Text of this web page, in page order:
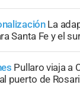
La
Santa Fe y el
Pullaro viaja a
puerto de